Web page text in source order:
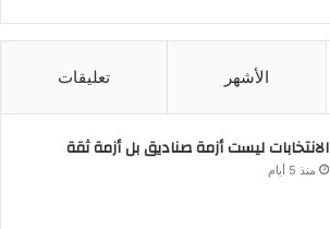
الأشهر تعليقات
الانتخابات ليست أزمة صناديق بل أزمة ثقة
منذ 5 أيام